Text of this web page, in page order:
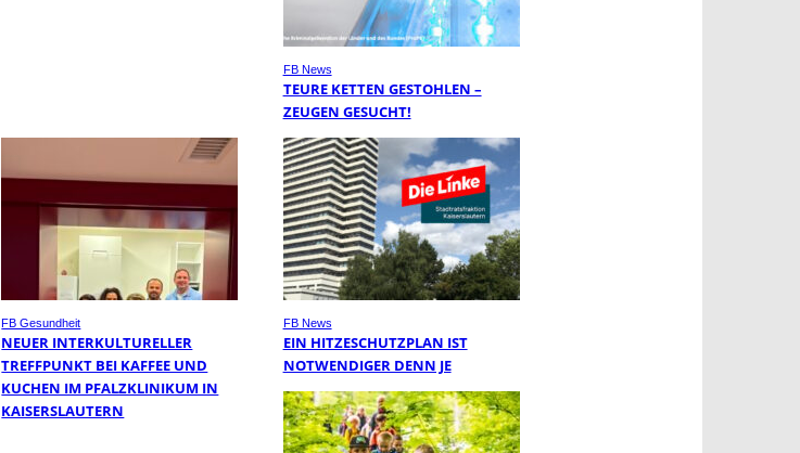
FB News
TEURE KETTEN GESTOHLEN –
ZEUGEN GESUCHT!
FB Gesundheit
NEUER INTERKULTURELLER
TREFFPUNKT BEI KAFFEE UND
KUCHEN IM PFALZKLINIKUM IN
KAISERSLAUTERN
FB News
EIN HITZESCHUTZPLAN IST
NOTWENDIGER DENN JE